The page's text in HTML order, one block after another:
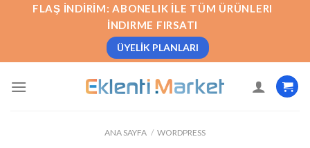
FLAŞ İNDIRIM: ABONELIK İLE TÜM ÜRÜNLERI
İNDIRME FIRSATI
ÜYELIK PLANLARI
ANA SAYFA / WORDPRESS